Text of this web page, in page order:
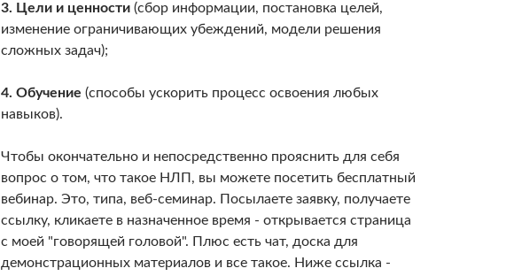
3. Цели и ценности (сбор информации, постановка целей,
изменение ограничивающих убеждений, модели решения
сложных задач);
4. Обучение (способы ускорить процесс освоения любых
навыков).
Чтобы окончательно и непосредственно прояснить для себя
вопрос о том, что такое НЛП, вы можете посетить бесплатный
вебинар. Это, типа, веб-семинар. Посылаете заявку, получаете
ссылку, кликаете в назначенное время - открывается страница
с моей "говорящей головой". Плюс есть чат, доска для
демонстрационных материалов и все такое. Ниже ссылка -